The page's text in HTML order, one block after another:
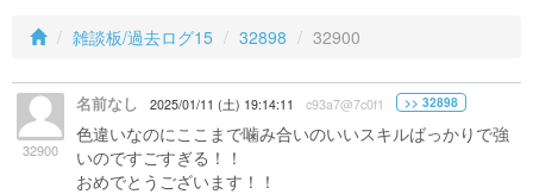
雑談板/過去ログ15 32898 32900
32900
名前なし 2025/01/11 (土) 19:14:11 c93a7@7c0f1 >> 32898
色違いなのにここまで噛み合いのいいスキルばっかりで強
いのですごすぎる！！
おめでとうございます！！